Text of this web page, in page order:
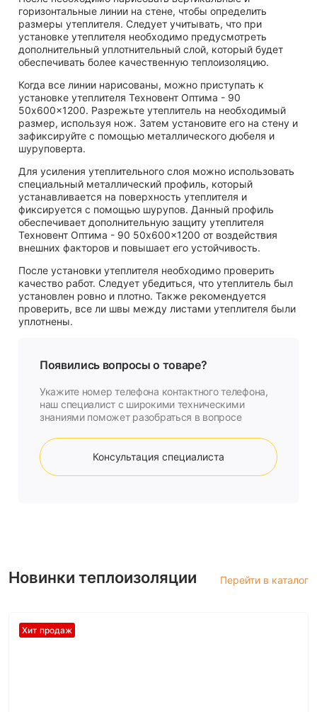
горизонтальные линии на стене, чтобы определить
размеры утеплителя. Следует учитывать, что при
установке утеплителя необходимо предусмотреть
дополнительный уплотнительный слой, который будет
обеспечивать более качественную теплоизоляцию.
Когда все линии нарисованы, можно приступать к
установке утеплителя Техновент Оптима - 90
50x600x1200. Разрежьте утеплитель на необходимый
размер, используя нож. Затем установите его на стену и
зафиксируйте с помощью металлического дюбеля и
шуруповерта.
Для усиления утеплительного слоя можно использовать
специальный металлический профиль, который
устанавливается на поверхность утеплителя и
фиксируется с помощью шурупов. Данный профиль
обеспечивает дополнительную защиту утеплителя
Техновент Оптима - 90 50x600x1200 от воздействия
внешних факторов и повышает его устойчивость.
После установки утеплителя необходимо проверить
качество работ. Следует убедиться, что утеплитель был
установлен ровно и плотно. Также рекомендуется
проверить, все ли швы между листами утеплителя были
уплотнены.
Появились вопросы о товаре?
Укажите номер телефона контактного телефона,
наш специалист с широкими техническими
знаниями поможет разобраться в вопросе
Консультация специалиста
Новинки теплоизоляции Перейти в каталог
Хит продаж